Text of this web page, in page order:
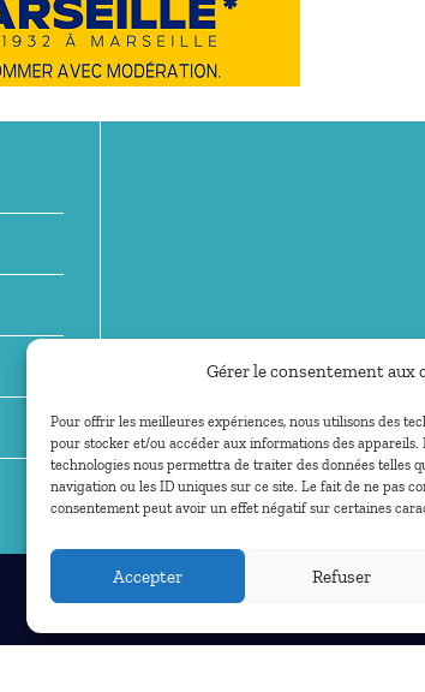
Gérer le consentement aux
Pour offrir les meilleures expériences, nous utilisons des
pour stocker et/ou accéder aux informations des appareils.
technologies nous permettra de traiter des données telles
navigation ou les ID uniques sur ce site. Le fait de ne pas
consentement peut avoir un effet négatif sur certaines
Accepter Refuser